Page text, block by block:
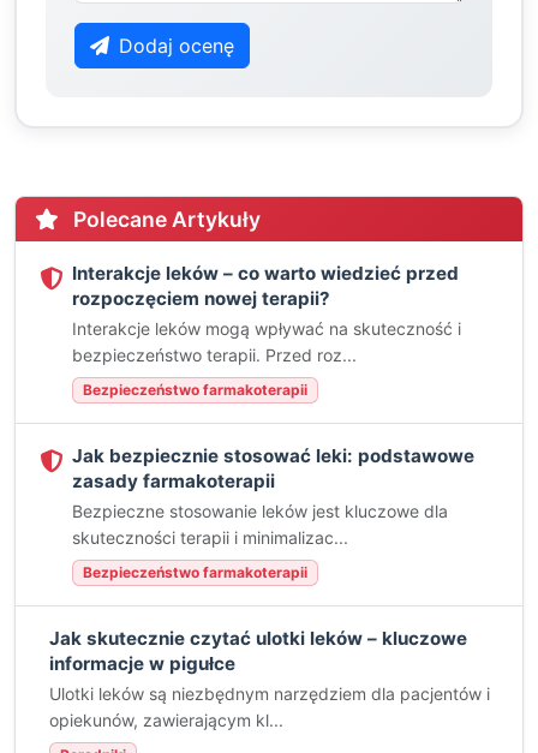
Dodaj ocenę
Polecane Artykuły
Interakcje leków – co warto wiedzieć przed
rozpoczęciem nowej terapii?
Interakcje leków mogą wpływać na skuteczność i
bezpieczeństwo terapii. Przed roz...
Bezpieczeństwo farmakoterapii
Jak bezpiecznie stosować leki: podstawowe
zasady farmakoterapii
Bezpieczne stosowanie leków jest kluczowe dla
skuteczności terapii i minimalizac...
Bezpieczeństwo farmakoterapii
Jak skutecznie czytać ulotki leków – kluczowe
informacje w pigułce
Ulotki leków są niezbędnym narzędziem dla pacjentów i
opiekunów, zawierającym kl...